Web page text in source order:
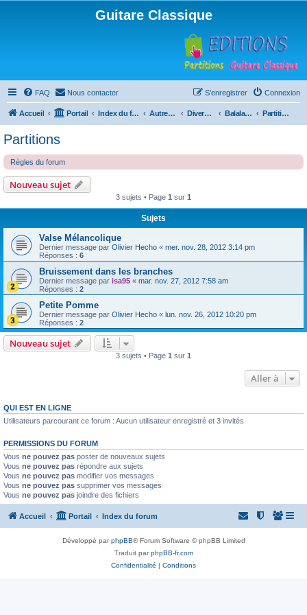
Guitare Classique
FAQ Nous contacter Connexion
S’enregistrer
Accueil Portail Index du forum Autres instruments à cordes pincées, ou styles Divers instruments Balalaïka Partitions
Partitions
Règles du forum
Nouveau sujet
3 sujets • Page 1 sur 1
Sujets
Valse Mélancolique
Dernier message par Olivier Hecho « mer. nov. 28, 2012 3:14 pm
Réponses : 6
Bruissement dans les branches
Dernier message par isa95 « mar. nov. 27, 2012 7:58 am
Réponses : 2
Petite Pomme
Dernier message par Olivier Hecho « lun. nov. 26, 2012 10:20 pm
Réponses : 2
Nouveau sujet
3 sujets • Page 1 sur 1
Aller à
QUI EST EN LIGNE
Utilisateurs parcourant ce forum : Aucun utilisateur enregistré et 3 invités
PERMISSIONS DU FORUM
Vous ne pouvez pas poster de nouveaux sujets
Vous ne pouvez pas répondre aux sujets
Vous ne pouvez pas modifier vos messages
Vous ne pouvez pas supprimer vos messages
Vous ne pouvez pas joindre des fichiers
Accueil Portail Index du forum
Développé parphpBB® Forum Software © phpBB Limited
Traduit parphpBB-fr.com
Confidentialité | Conditions